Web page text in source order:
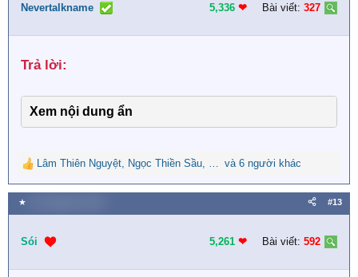
i
n
:
Nevertalkname 5,336 ❤︎ Bài viết: 327
Trả lời:​
Xem nội dung ẩn
R
e
a
c
i
n
Lâm Thiên Nguyệt, Ngọc Thiền Sầu, Huệ Lê Thị
và 6 người khác
★ #13
Sói 5,261 ❤︎ Bài viết: 592